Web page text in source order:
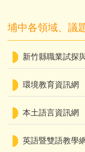
埔中各領域、議
新竹縣職業試探
環境教育資訊網
本土語言資訊網
英語暨雙語教學